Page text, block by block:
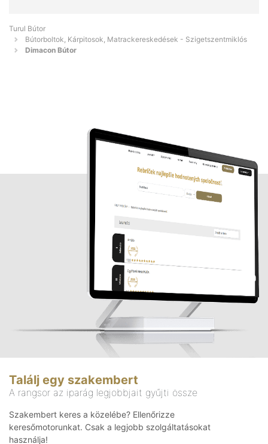
Turul Bútor
Bútorboltok, Kárpitosok, Matrackereskedések - Szigetszentmiklós
Dimacon Bútor
Találj egy szakembert
A rangsor az iparág legjobbjait gyűjti össze
Szakembert keres a közelébe? Ellenőrizze
keresőmotorunkat. Csak a legjobb szolgáltatásokat
használja!